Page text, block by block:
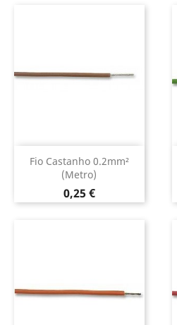
Fio Castanho 0.2mm²
(metro)
Preço
0,25 €